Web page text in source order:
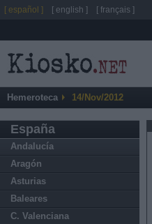
Hemeroteca 14/Nov/2012
España
Andalucía
Aragón
Asturias
Baleares
C. Valenciana
[ español ] [ english ] [ français ]